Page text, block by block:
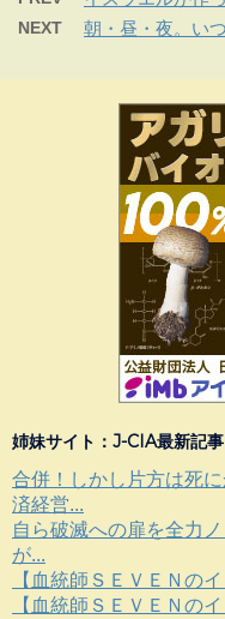
NEXT 朝・昼・夜。い
姉妹サイト：J-CIA最新記事
合併！しかし片方は死
済経営...
自ら破滅への扉を全力
が...
【血統師ＳＥＶＥＮの
【血統師ＳＥＶＥＮの